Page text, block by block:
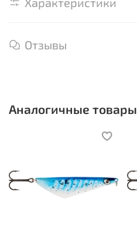
Отзывы
Аналогичные товары